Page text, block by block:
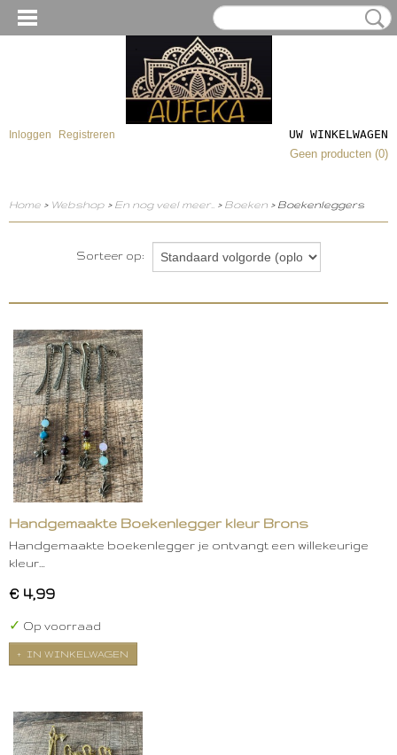
Inloggen Registreren
UW WINKELWAGEN
Geen producten (0)
Home > Webshop > En nog veel meer.. > Boeken > Boekenleggers
Sorteer op:
Handgemaakte Boekenlegger kleur Brons
Handgemaakte boekenlegger je ontvangt een willekeurige
kleur…
€ 4,99
✓ Op voorraad
IN WINKELWAGEN